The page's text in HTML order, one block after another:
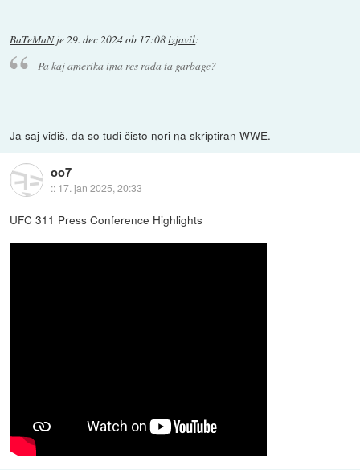
BaTeMaNje29. dec 2024 ob 17:08izjavil:
Pa kaj amerika ima res rada ta garbage?
Ja saj vidiš, da so tudi čisto nori na skriptiran WWE.
oo7
:: 17. jan 2025, 20:33
UFC 311 Press Conference Highlights